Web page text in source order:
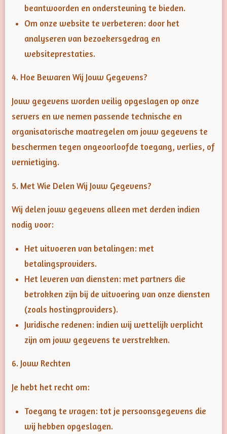
beantwoorden en ondersteuning te bieden.
Om onze website te verbeteren: door het
analyseren van bezoekersgedrag en
websiteprestaties.
4. Hoe Bewaren Wij Jouw Gegevens?
Jouw gegevens worden veilig opgeslagen op onze
servers en we nemen passende technische en
organisatorische maatregelen om jouw gegevens te
beschermen tegen ongeoorloofde toegang, verlies, of
vernietiging.
5. Met Wie Delen Wij Jouw Gegevens?
Wij delen jouw gegevens alleen met derden indien
nodig voor:
Het uitvoeren van betalingen: met
betalingsproviders.
Het leveren van diensten: met partners die
betrokken zijn bij de uitvoering van onze diensten
(zoals hostingproviders).
Juridische redenen: indien wij wettelijk verplicht
zijn om jouw gegevens te verstrekken.
6. Jouw Rechten
Je hebt het recht om:
Toegang te vragen: tot je persoonsgegevens die
wij hebben opgeslagen.